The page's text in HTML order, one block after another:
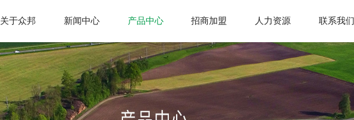
关于众邦 新闻中心 产品中心 招商加盟 人力资源 联系我们